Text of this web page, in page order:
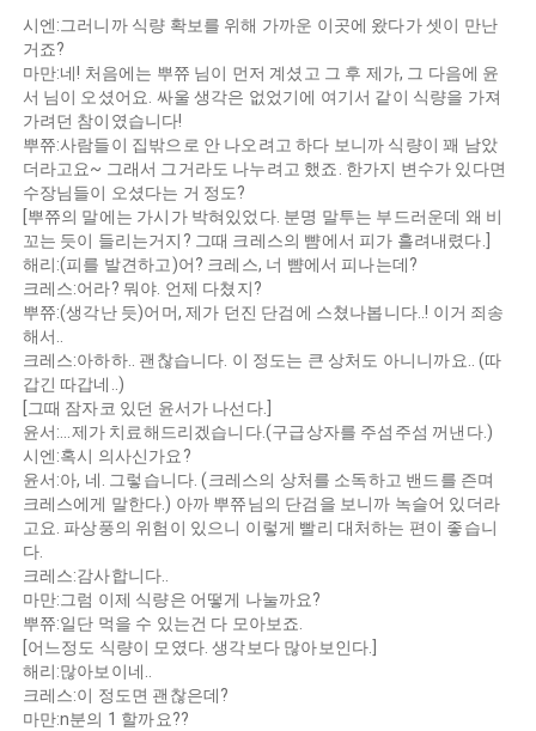
시엔:그러니까 식량 확보를 위해 가까운 이곳에 왔다가 셋이 만난
거죠?
마만:네! 처음에는 뿌쮸 님이 먼저 계셨고 그 후 제가, 그 다음에 윤
서 님이 오셨어요. 싸울 생각은 없었기에 여기서 같이 식량을 가져
가려던 참이였습니다!
뿌쮸:사람들이 집밖으로 안 나오려고 하다 보니까 식량이 꽤 남았
더라고요~ 그래서 그거라도 나누려고 했죠. 한가지 변수가 있다면
수장님들이 오셨다는 거 정도?
[뿌쮸의 말에는 가시가 박혀있었다. 분명 말투는 부드러운데 왜 비
꼬는 듯이 들리는거지? 그때 크레스의 뺨에서 피가 흘려내렸다.]
해리:(피를 발견하고)어? 크레스, 너 뺨에서 피나는데?
크레스:어라? 뭐야. 언제 다쳤지?
뿌쮸:(생각난 듯)어머, 제가 던진 단검에 스쳤나봅니다..! 이거 죄송
해서..
크레스:아하하.. 괜찮습니다. 이 정도는 큰 상처도 아니니까요.. (따
갑긴 따갑네..)
[그때 잠자코 있던 윤서가 나선다.]
윤서:...제가 치료해드리겠습니다.(구급상자를 주섬주섬 꺼낸다.)
시엔:혹시 의사신가요?
윤서:아, 네. 그렇습니다. (크레스의 상처를 소독하고 밴드를 즌며
크레스에게 말한다.) 아까 뿌쮸님의 단검을 보니까 녹슬어 있더라
고요. 파상풍의 위험이 있으니 이렇게 빨리 대처하는 편이 좋습니
다.
크레스:감사합니다..
마만:그럼 이제 식량은 어떻게 나눌까요?
뿌쮸:일단 먹을 수 있는건 다 모아보죠.
[어느정도 식량이 모였다. 생각보다 많아보인다.]
해리:많아보이네..
크레스:이 정도면 괜찮은데?
마만:n분의 1 할까요??